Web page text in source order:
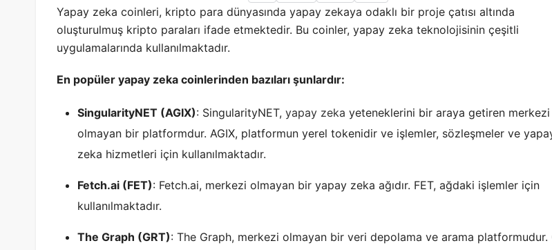
Yapay zeka coinleri, kripto para dünyasında yapay zekaya odaklı bir proje çatısı altında
oluşturulmuş kripto paraları ifade etmektedir. Bu coinler, yapay zeka teknolojisinin çeşitli
uygulamalarında kullanılmaktadır.
En popüler yapay zeka coinlerinden bazıları şunlardır:
SingularityNET (AGIX): SingularityNET, yapay zeka yeteneklerini bir araya getiren merkezi
olmayan bir platformdur. AGIX, platformun yerel tokenidir ve işlemler, sözleşmeler ve
zeka hizmetleri için kullanılmaktadır.
Fetch.ai (FET): Fetch.ai, merkezi olmayan bir yapay zeka ağıdır. FET, ağdaki işlemler için
kullanılmaktadır.
The Graph (GRT): The Graph, merkezi olmayan bir veri depolama ve arama platformudur.